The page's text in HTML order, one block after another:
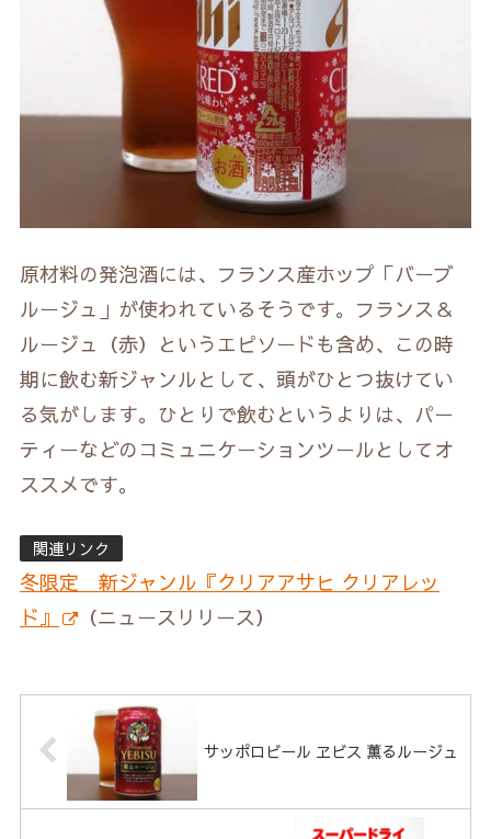
原材料の発泡酒には、フランス産ホップ「バーブ
ルージュ」が使われているそうです。フランス＆
ルージュ（赤）というエピソードも含め、この時
期に飲む新ジャンルとして、頭がひとつ抜けてい
る気がします。ひとりで飲むというよりは、パー
ティーなどのコミュニケーションツールとしてオ
ススメです。
関連リンク
冬限定 新ジャンル『クリアアサヒ クリアレッ
ド』
（ニュースリリース）
サッポロビール ヱビス 薫るルージュ